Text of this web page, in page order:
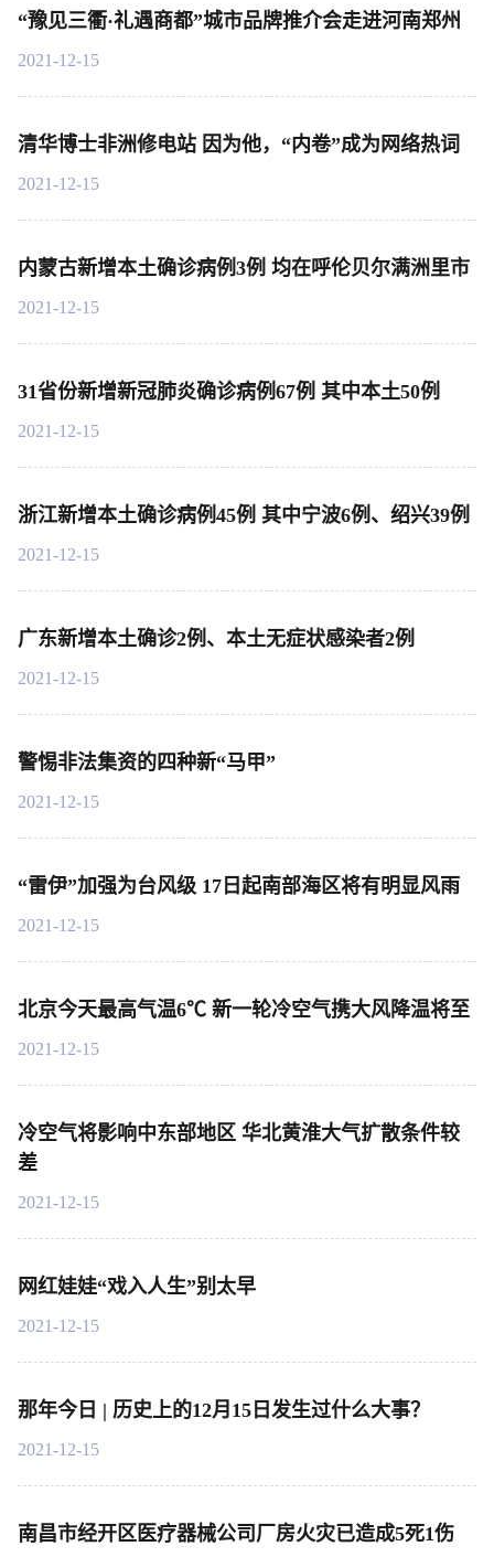
“豫见三衢·礼遇商都”城市品牌推介会走进河南郑州
2021-12-15
清华博士非洲修电站 因为他，“内卷”成为网络热词
2021-12-15
内蒙古新增本土确诊病例3例 均在呼伦贝尔满洲里市
2021-12-15
31省份新增新冠肺炎确诊病例67例 其中本土50例
2021-12-15
浙江新增本土确诊病例45例 其中宁波6例、绍兴39例
2021-12-15
广东新增本土确诊2例、本土无症状感染者2例
2021-12-15
警惕非法集资的四种新“马甲”
2021-12-15
“雷伊”加强为台风级 17日起南部海区将有明显风雨
2021-12-15
北京今天最高气温6℃ 新一轮冷空气携大风降温将至
2021-12-15
冷空气将影响中东部地区 华北黄淮大气扩散条件较
差
2021-12-15
网红娃娃“戏入人生”别太早
2021-12-15
那年今日 | 历史上的12月15日发生过什么大事？
2021-12-15
南昌市经开区医疗器械公司厂房火灾已造成5死1伤